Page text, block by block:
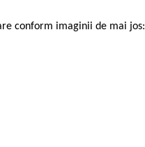
conform imaginii de mai jos: